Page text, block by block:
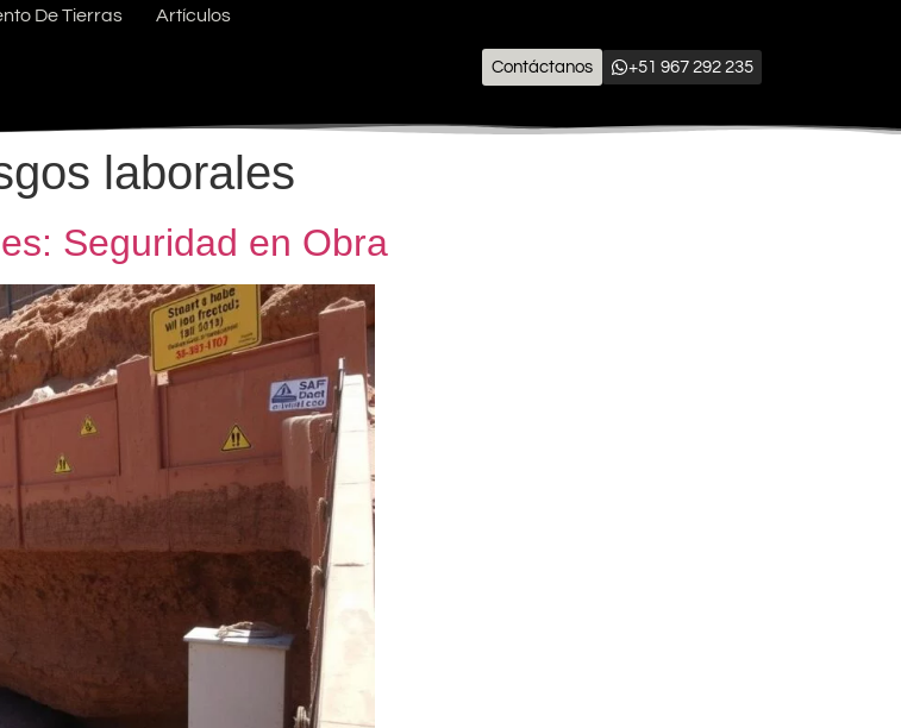
De Tierras Artículos
Contáctanos +51 967 292 235
laborales
Seguridad en Obra